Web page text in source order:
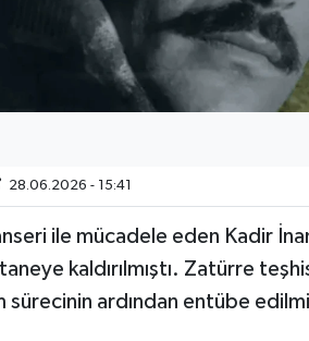
28.06.2026 - 15:41
ile mücadele eden Kadir
kaldırılmıştı. Zatürre
sürecinin ardından entübe